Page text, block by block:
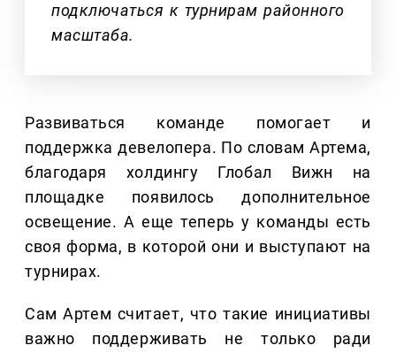
подключаться к турнирам районного
масштаба.
Развиваться команде помогает и
поддержка девелопера. По словам Артема,
благодаря холдингу Глобал Вижн на
площадке появилось дополнительное
освещение. А еще теперь у команды есть
своя форма, в которой они и выступают на
турнирах.
Сам Артем считает, что такие инициативы
важно поддерживать не только ради